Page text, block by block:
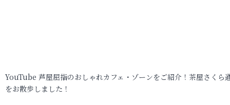
YouTube 芦屋屈指のおしゃれカフェ・ゾーンをご紹介！茶屋さくら
をお散歩しました！